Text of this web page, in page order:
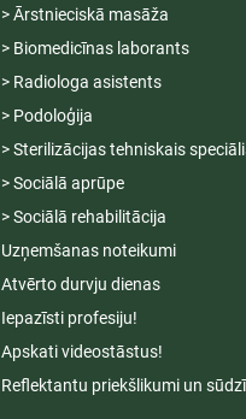
> Ārstnieciskā masāža
> Biomedicīnas laborants
> Radiologa asistents
> Podoloģija
> Sterilizācijas tehniskais
> Sociālā aprūpe
> Sociālā rehabilitācija
Uzņemšanas noteikumi
Atvērto durvju dienas
Iepazīsti profesiju!
Apskati videostāstus!
Reflektantu priekšlikumi un